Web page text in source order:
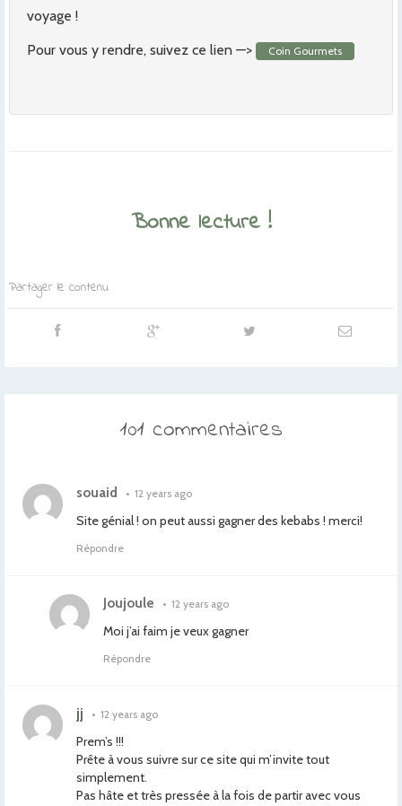
voyage !
Pour vous y rendre, suivez ce lien —>
Coin Gourmets
Bonne lecture !
Partager le contenu
101 commentaires
souaid • 12 years ago
Site génial ! on peut aussi gagner des kebabs ! merci!
Répondre
Joujoule • 12 years ago
Moi j’ai faim je veux gagner
Répondre
jj • 12 years ago
Prem’s !!!
Prête à vous suivre sur ce site qui m’invite tout
simplement.
Pas hâte et très pressée à la fois de partir avec vous